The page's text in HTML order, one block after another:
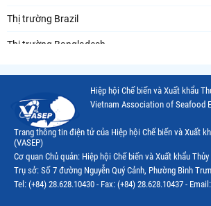
Thị trường Brazil
Thị trường Bangladesh
Thị trường Canada
Thị trường Ecuador
Thị trường EU
Thị trường Indonesia
Hiệp hội Chế biến và Xuất khẩu
Vietnam Association of Seafood
Trang thông tin điện tử của Hiệp hội Chế biến và Xuất
(VASEP)
Cơ quan Chủ quản: Hiệp hội Chế biến và Xuất khẩu
Trụ sở: Số 7 đường Nguyễn Quý Cảnh, Phường Bình
Tel: (+84) 28.628.10430 - Fax: (+84) 28.628.10437 -